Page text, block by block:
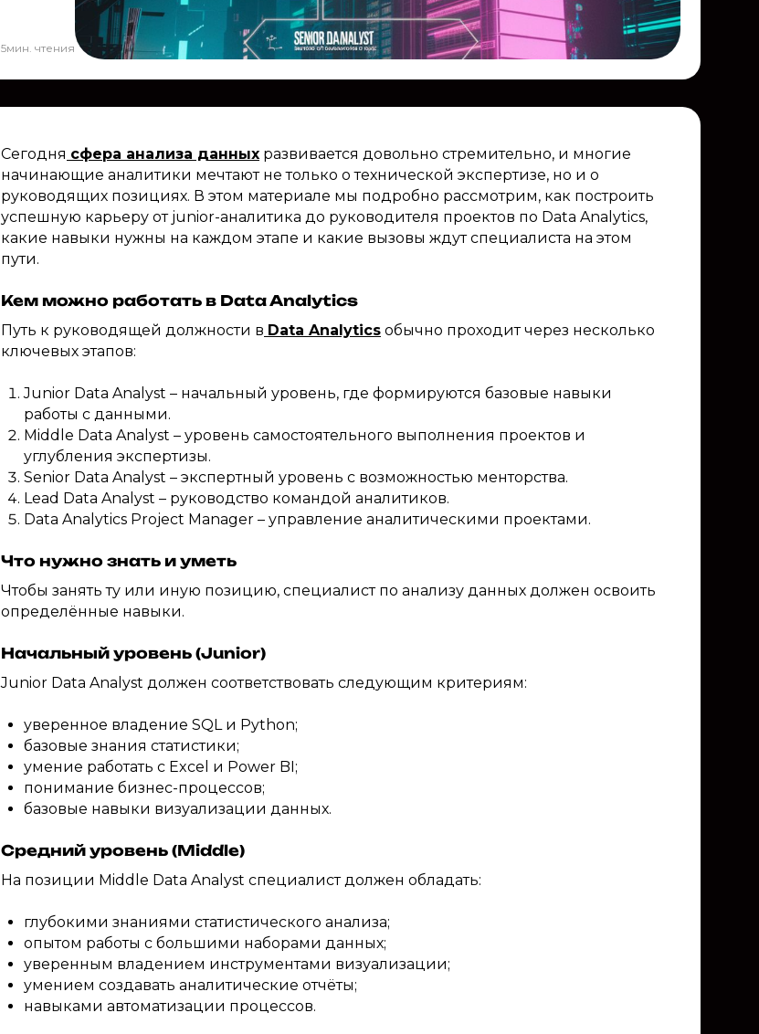
5мин. чтения
Сегодня сфера анализа данных развивается довольно стремительно, и многие
начинающие аналитики мечтают не только о технической экспертизе, но и о
руководящих позициях. В этом материале мы подробно рассмотрим, как построить
успешную карьеру от junior-аналитика до руководителя проектов по Data Analytics,
какие навыки нужны на каждом этапе и какие вызовы ждут специалиста на этом
пути.
Кем можно работать в Data Analytics
Путь к руководящей должности в Data Analytics обычно проходит через несколько
ключевых этапов:
Junior Data Analyst – начальный уровень, где формируются базовые навыки
работы с данными.
Middle Data Analyst – уровень самостоятельного выполнения проектов и
углубления экспертизы.
Senior Data Analyst – экспертный уровень с возможностью менторства.
Lead Data Analyst – руководство командой аналитиков.
Data Analytics Project Manager – управление аналитическими проектами.
Что нужно знать и уметь
Чтобы занять ту или иную позицию, специалист по анализу данных должен освоить
определённые навыки.
Начальный уровень (Junior)
Junior Data Analyst должен соответствовать следующим критериям:
уверенное владение SQL и Python;
базовые знания статистики;
умение работать с Excel и Power BI;
понимание бизнес-процессов;
базовые навыки визуализации данных.
Средний уровень (Middle)
На позиции Middle Data Analyst специалист должен обладать:
глубокими знаниями статистического анализа;
опытом работы с большими наборами данных;
уверенным владением инструментами визуализации;
умением создавать аналитические отчёты;
навыками автоматизации процессов.